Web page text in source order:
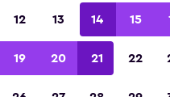
12 13 14 15
19 20 21 22